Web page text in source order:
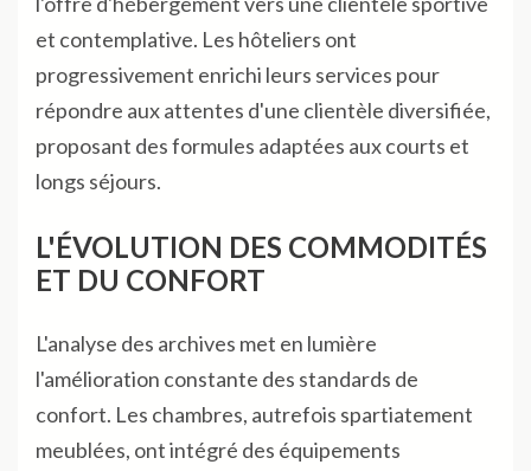
et contemplative. Les hôteliers ont
progressivement enrichi leurs services pour
répondre aux attentes d'une clientèle diversifiée,
proposant des formules adaptées aux courts et
longs séjours.
L'ÉVOLUTION DES COMMODITÉS
ET DU CONFORT
L'analyse des archives met en lumière
l'amélioration constante des standards de
confort. Les chambres, autrefois spartiatement
meublées, ont intégré des équipements